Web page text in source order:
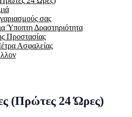
σας
Ύποπτη Δραστηριότητα
Προστασίας
Ασφαλείας
(Πρώτες 24 Ώρες)